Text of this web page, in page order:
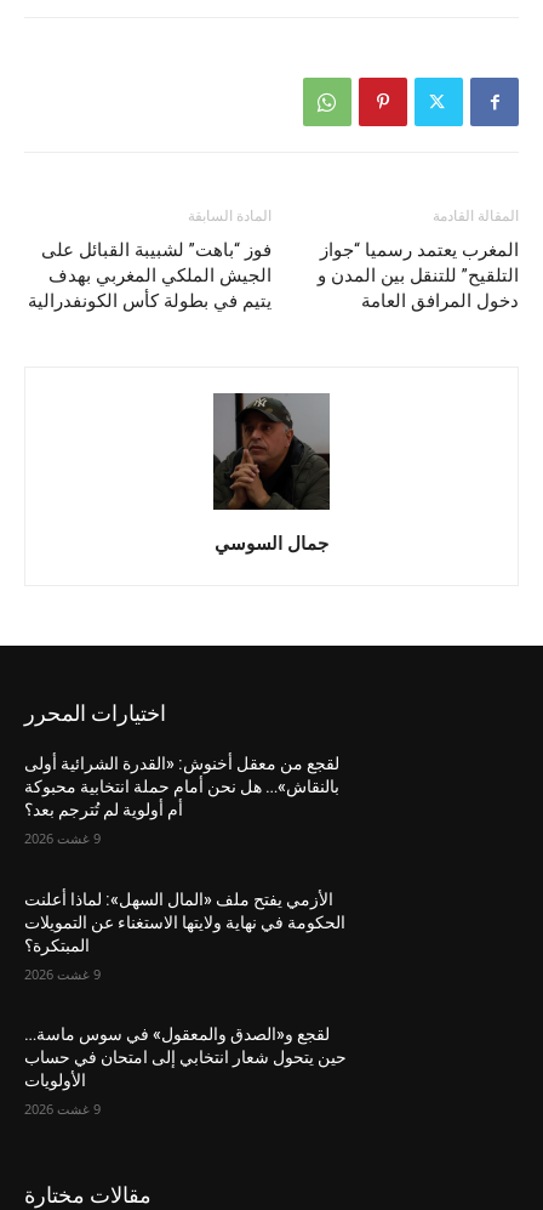
المادة السابقة
فوز “باهت” لشبيبة القبائل على
الجيش الملكي المغربي بهدف
يتيم في بطولة كأس الكونفدرالية
المقالة القادمة
المغرب يعتمد رسميا “جواز
التلقيح” للتنقل بين المدن و
دخول المرافق العامة
جمال السوسي
اختيارات المحرر
لقجع من معقل أخنوش: «القدرة الشرائية أولى
بالنقاش»… هل نحن أمام حملة انتخابية محبوكة
أم أولوية لم تُترجم بعد؟
9 غشت 2026
الأزمي يفتح ملف «المال السهل»: لماذا أعلنت
الحكومة في نهاية ولايتها الاستغناء عن التمويلات
المبتكرة؟
9 غشت 2026
لقجع و«الصدق والمعقول» في سوس ماسة…
حين يتحول شعار انتخابي إلى امتحان في حساب
الأولويات
9 غشت 2026
مقالات مختارة